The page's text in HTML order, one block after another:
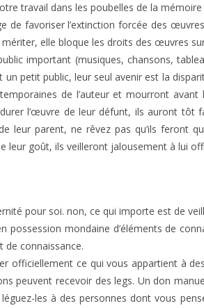
travail dans les poubelles de la mémoire
de favoriser l’extinction forcée des
elle bloque les droits des œuvres
important (musiques, chansons,
un petit public, leur seul avenir est la
de l’auteur et mourront
l’œuvre de leur défunt, ils auront tôt
leur parent, ne rêvez pas qu’ils feront
leur goût, ils veilleront jalousement à lui
pour soi. non, ce qui importe est de
possession mondaine d’éléments de
de connaissance.
officiellement ce qui vous appartient à
peuvent recevoir des legs. Un don
les à des personnes dont vous